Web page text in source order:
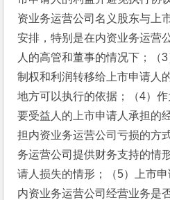
资业务运营公司名义股东与上
安排，特别是在内资业务运营
人的高管和董事的情况下；（
制权和利润转移给上市申请人
地方可以执行的依据；（4）
要受益人的上市申请人承担的
担内资业务运营公司亏损的方
务运营公司提供财务支持的情
请人损失的情形；（5）上市
内资业务运营公司经营业务是